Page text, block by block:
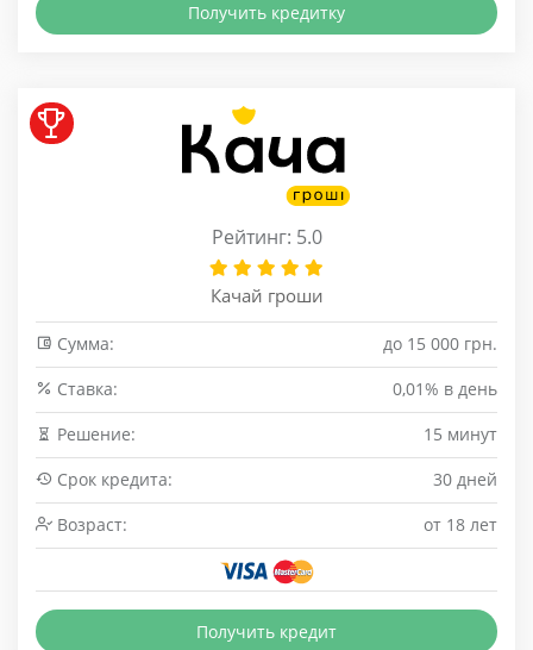
Получить кредитку
Рейтинг: 5.0
Качай гроши
Сумма:
до 15 000 грн.
Cтавка:
0,01% в день
Решение:
15 минут
Срок кредита:
30 дней
Возраст:
от 18 лет
Получить кредит